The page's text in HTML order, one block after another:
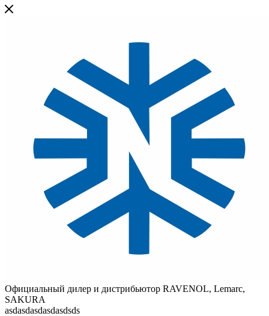
Официальный дилер и дистрибьютор RAVENOL, Lemarc,
SAKURA
asdasdasdasdasdsds